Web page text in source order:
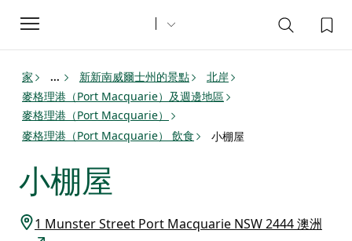
Toggle
navigation
家 ... 新新南威爾士州的景點
北岸
麥格理港（Port Macquarie）及週邊地區
麥格理港（Port Macquarie）
麥格理港（Port Macquarie） 飲食
小棚屋
小棚屋
1 Munster Street Port Macquarie NSW 2444 澳洲